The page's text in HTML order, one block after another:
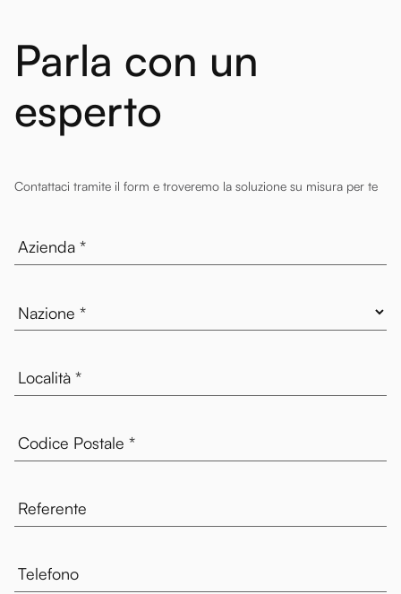
Parla con un
esperto
Contattaci tramite il form e troveremo la soluzione su misura per te